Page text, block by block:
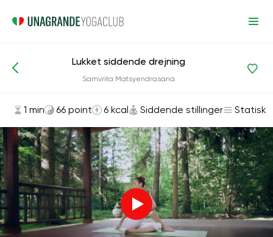
Asanas og øvelser Siddende stillinger
Lukket siddende drejning
Samvrita Matsyendrasana
1 min 66 point 6 kcal Siddende stillinger Statisk